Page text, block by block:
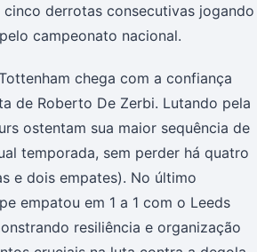
derrotas consecutivas jogando
campeonato nacional.
chega com a confiança
de Roberto De Zerbi. Lutando pela
ostentam sua maior sequência de
temporada, sem perder há quatro
e dois empates). No último
empatou em 1 a 1 com o Leeds
resiliência e organização